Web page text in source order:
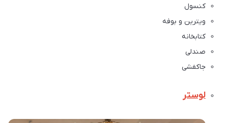
کنسول
ویترین و بوفه
کتابخانه
صندلی
جاکفشی
لوستر